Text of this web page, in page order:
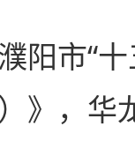
阳市“
》，华